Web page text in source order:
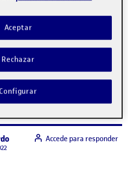
– PEC 1 – LA
2 comentarios
says: Accede para responder
Rechazar
Aceptar